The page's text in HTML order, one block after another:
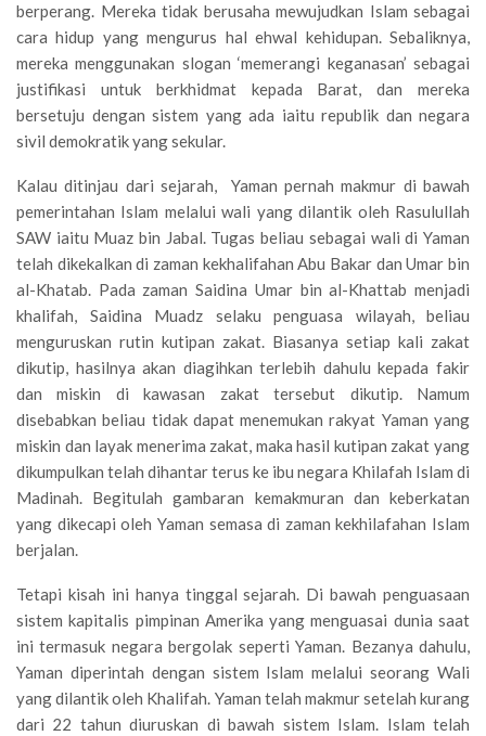
berperang. Mereka tidak berusaha mewujudkan Islam sebagai
cara hidup yang mengurus hal ehwal kehidupan. Sebaliknya,
mereka menggunakan slogan ‘memerangi keganasan’ sebagai
justifikasi untuk berkhidmat kepada Barat, dan mereka
bersetuju dengan sistem yang ada iaitu republik dan negara
sivil demokratik yang sekular.
Kalau ditinjau dari sejarah, Yaman pernah makmur di bawah
pemerintahan Islam melalui wali yang dilantik oleh Rasulullah
SAW iaitu Muaz bin Jabal. Tugas beliau sebagai wali di Yaman
telah dikekalkan di zaman kekhalifahan Abu Bakar dan Umar bin
al-Khatab. Pada zaman Saidina Umar bin al-Khattab menjadi
khalifah, Saidina Muadz selaku penguasa wilayah, beliau
menguruskan rutin kutipan zakat. Biasanya setiap kali zakat
dikutip, hasilnya akan diagihkan terlebih dahulu kepada fakir
dan miskin di kawasan zakat tersebut dikutip. Namum
disebabkan beliau tidak dapat menemukan rakyat Yaman yang
miskin dan layak menerima zakat, maka hasil kutipan zakat yang
dikumpulkan telah dihantar terus ke ibu negara Khilafah Islam di
Madinah. Begitulah gambaran kemakmuran dan keberkatan
yang dikecapi oleh Yaman semasa di zaman kekhilafahan Islam
berjalan.
Tetapi kisah ini hanya tinggal sejarah. Di bawah penguasaan
sistem kapitalis pimpinan Amerika yang menguasai dunia saat
ini termasuk negara bergolak seperti Yaman. Bezanya dahulu,
Yaman diperintah dengan sistem Islam melalui seorang Wali
yang dilantik oleh Khalifah. Yaman telah makmur setelah kurang
dari 22 tahun diuruskan di bawah sistem Islam. Islam telah